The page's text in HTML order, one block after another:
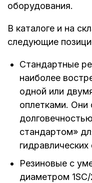
оборудования.
В каталоге и на
следующие
Стандартные
наиболее
одной или
оплетками. Они
стандартом»
Резиновые с
диаметром